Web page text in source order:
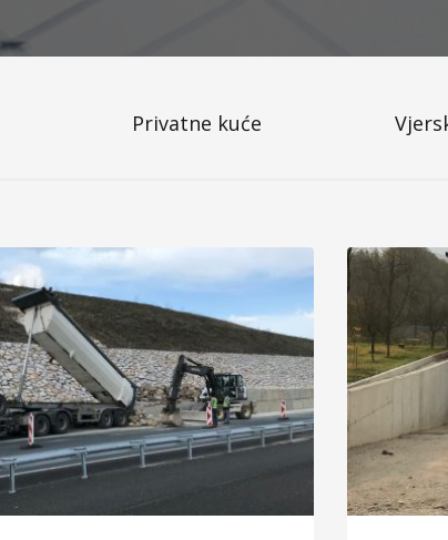
Privatne kuće